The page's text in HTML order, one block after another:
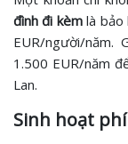
đình đi kèmlà bảo
EUR/người/năm.
1.500 EUR/năm
Lan.
Sinh hoạt